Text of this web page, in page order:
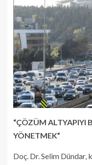
“ÇÖZÜM ALTYAPIYI
YÖNETMEK”
Doç. Dr. Selim